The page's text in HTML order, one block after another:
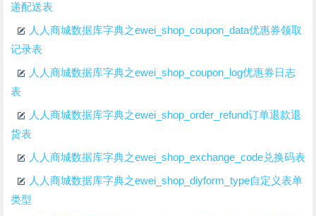
递配送表
人人商城数据库字典之ewei_shop_coupon_data优惠券领取
记录表
人人商城数据库字典之ewei_shop_coupon_log优惠券日志
表
人人商城数据库字典之ewei_shop_order_refund订单退款退
货表
人人商城数据库字典之ewei_shop_exchange_code兑换码表
人人商城数据库字典之ewei_shop_diyform_type自定义表单
类型